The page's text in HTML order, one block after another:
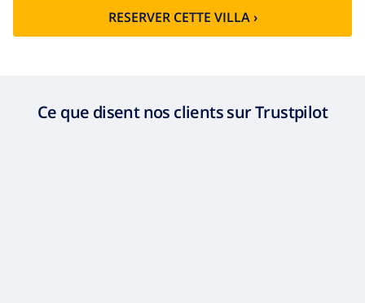
RESERVER CETTE VILLA ›
Ce que disent nos clients sur Trustpilot